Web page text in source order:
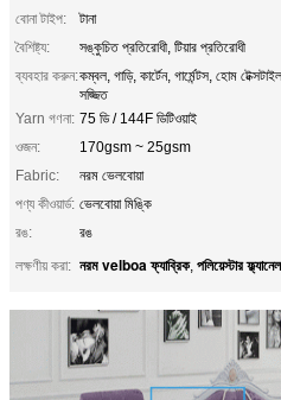
বোনা টাইপ:
টানা
বৈশিষ্ট্য:
সঙ্কুচিত প্রতিরোধী, টিয়ার প্রতিরোধী
ব্যবহার করুন:কম্বল, গাড়ি, কার্টেন, গার্মেন্টস, হোম
সজ্জিত
Yarn গণনা: 75 ডি / 144F ডিটিওয়াই
ওজন:
170gsm ~ 25gsm
Fabric:
নরম ভেলবোয়া
পণ্য কীওয়ার্ড: ভেলবোয়া মিঙ্কি
রঙ:
রঙ
লক্ষণীয় করা: নরম velboa ফ্যাব্রিক, পলিয়েস্টার